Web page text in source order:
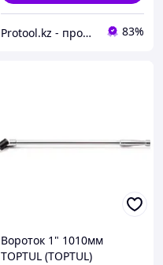
Protool.kz - продажа электроинструмента, ручные строительные и садовые инструменты 83%
Вороток 1" 1010мм
TOPTUL (TOPTUL)